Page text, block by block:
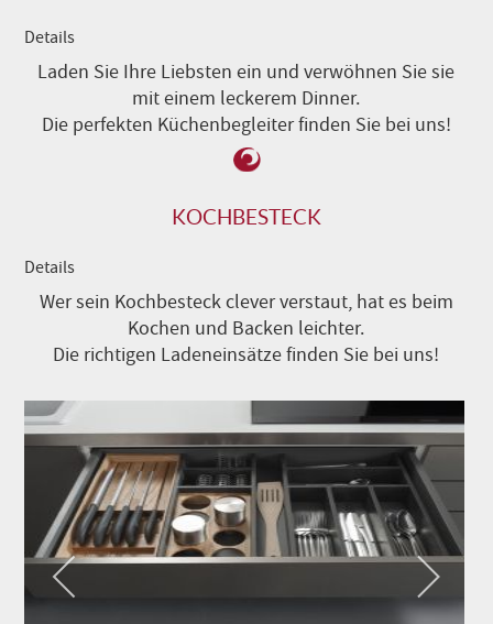
Details
Laden Sie Ihre Liebsten ein und verwöhnen Sie sie
mit einem leckerem Dinner.
Die perfekten Küchenbegleiter finden Sie bei uns!
KOCHBESTECK
Details
Wer sein Kochbesteck clever verstaut, hat es beim
Kochen und Backen leichter.
Die richtigen Ladeneinsätze finden Sie bei uns!